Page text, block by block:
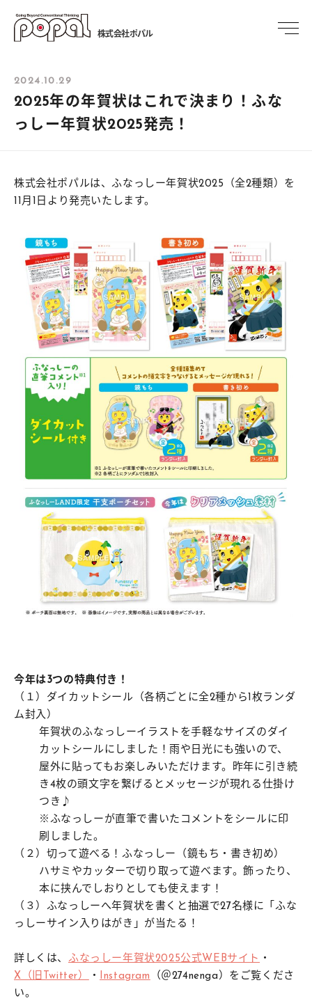
株式会社ポパル
2024.10.29
2025年の年賀状はこれで決まり！ふな
っしー年賀状2025発売！
株式会社ポパルは、ふなっしー年賀状2025（全2種類）を
11月1日より発売いたします。
今年は3つの特典付き！
（１）ダイカットシール（各柄ごとに全2種から1枚ランダ
ム封入）
年賀状のふなっしーイラストを手軽なサイズのダイ
カットシールにしました！雨や日光にも強いので、
屋外に貼ってもお楽しみいただけます。昨年に引き続
き4枚の頭文字を繋げるとメッセージが現れる仕掛け
つき♪
※ふなっしーが直筆で書いたコメントをシールに印
刷しました。
（２）切って遊べる！ふなっしー（鏡もち・書き初め）
ハサミやカッターで切り取って遊べます。​飾ったり、
本に挟んでしおりとしても使えます！
（３）ふなっしーへ年賀状を書くと抽選で27名様に「ふな
っしーサイン入りはがき」が当たる！
詳しくは、 ふなっしー年賀状2025公式WEBサイト ・
X（旧Twitter）
・ Instagram
（＠274nenga）をご覧くださ
い。